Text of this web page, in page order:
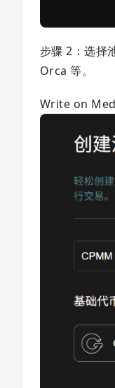
步骤 2：选择
Orca 等。
Write on